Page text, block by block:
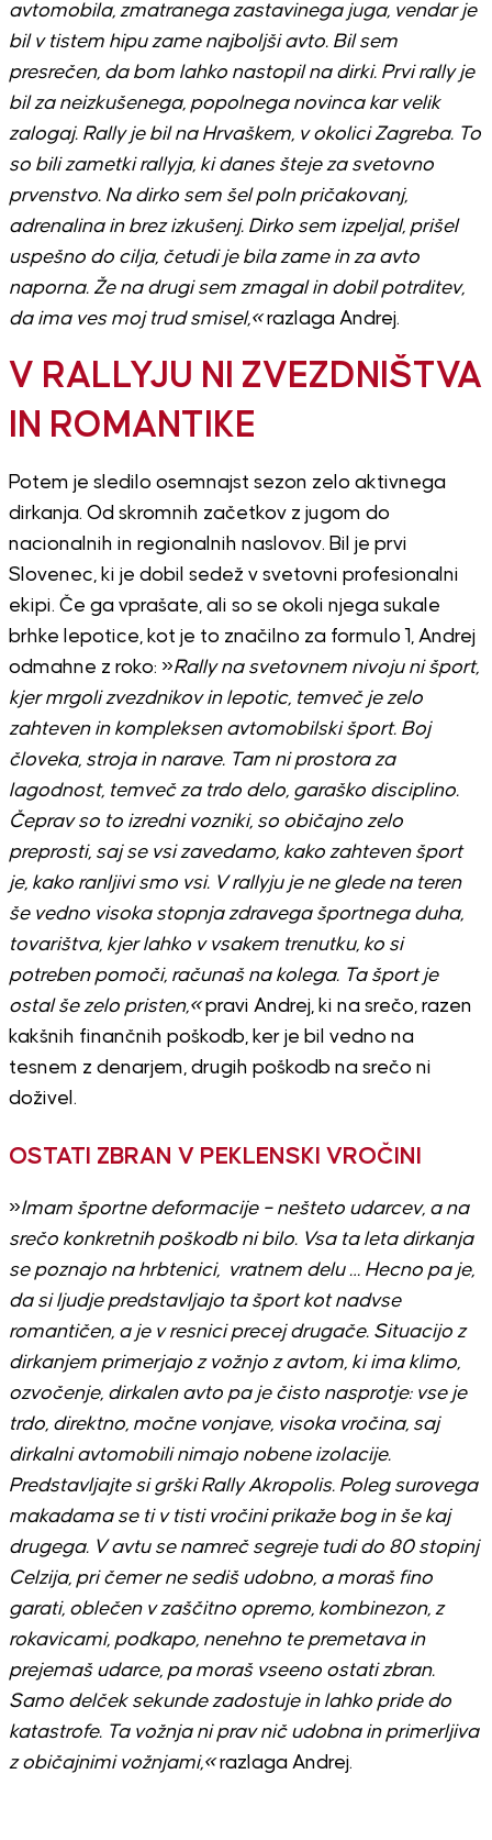
avtomobila, zmatranega zastavinega juga, vendar je
bil v tistem hipu zame najboljši avto. Bil sem
presrečen, da bom lahko nastopil na dirki. Prvi rally je
bil za neizkušenega, popolnega novinca kar velik
zalogaj. Rally je bil na Hrvaškem, v okolici Zagreba. To
so bili zametki rallyja, ki danes šteje za svetovno
prvenstvo. Na dirko sem šel poln pričakovanj,
adrenalina in brez izkušenj. Dirko sem izpeljal, prišel
uspešno do cilja, četudi je bila zame in za avto
naporna. Že na drugi sem zmagal in dobil potrditev,
da ima ves moj trud smisel,«razlaga Andrej.
V RALLYJU NI ZVEZDNIŠTVA
IN ROMANTIKE
Potem je sledilo osemnajst sezon zelo aktivnega
dirkanja. Od skromnih začetkov z jugom do
nacionalnih in regionalnih naslovov. Bil je prvi
Slovenec, ki je dobil sedež v svetovni profesionalni
ekipi. Če ga vprašate, ali so se okoli njega sukale
brhke lepotice, kot je to značilno za formulo 1, Andrej
odmahne z roko: »Rally na svetovnem nivoju ni šport,
kjer mrgoli zvezdnikov in lepotic, temveč je zelo
zahteven in kompleksen avtomobilski šport. Boj
človeka, stroja in narave. Tam ni prostora za
lagodnost, temveč za trdo delo, garaško disciplino.
Čeprav so to izredni vozniki, so običajno zelo
preprosti, saj se vsi zavedamo, kako zahteven šport
je, kako ranljivi smo vsi. V rallyju je ne glede na teren
še vedno visoka stopnja zdravega športnega duha,
tovarištva, kjer lahko v vsakem trenutku, ko si
potreben pomoči, računaš na kolega. Ta šport je
ostal še zelo pristen,«pravi Andrej, ki na srečo, razen
kakšnih finančnih poškodb, ker je bil vedno na
tesnem z denarjem, drugih poškodb na srečo ni
doživel.
OSTATI ZBRAN V PEKLENSKI VROČINI
»Imam športne deformacije – nešteto udarcev, a na
srečo konkretnih poškodb ni bilo. Vsa ta leta dirkanja
se poznajo na hrbtenici, vratnem delu … Hecno pa je,
da si ljudje predstavljajo ta šport kot nadvse
romantičen, a je v resnici precej drugače. Situacijo z
dirkanjem primerjajo z vožnjo z avtom, ki ima klimo,
ozvočenje, dirkalen avto pa je čisto nasprotje: vse je
trdo, direktno, močne vonjave, visoka vročina, saj
dirkalni avtomobili nimajo nobene izolacije.
Predstavljajte si grški Rally Akropolis. Poleg surovega
makadama se ti v tisti vročini prikaže bog in še kaj
drugega. V avtu se namreč segreje tudi do 80 stopinj
Celzija, pri čemer ne sediš udobno, a moraš fino
garati, oblečen v zaščitno opremo, kombinezon, z
rokavicami, podkapo, nenehno te premetava in
prejemaš udarce, pa moraš vseeno ostati zbran.
Samo delček sekunde zadostuje in lahko pride do
katastrofe. Ta vožnja ni prav nič udobna in primerljiva
z običajnimi vožnjami,«razlaga Andrej.